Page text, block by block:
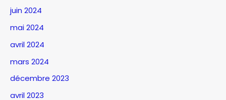
juin 2024
mai 2024
avril 2024
mars 2024
décembre 2023
avril 2023